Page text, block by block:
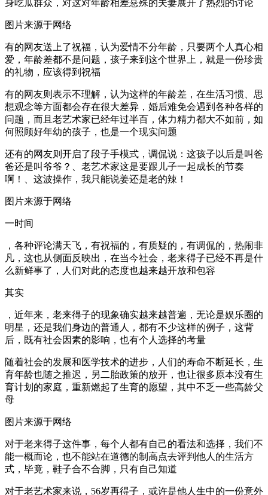
身吃瓜群众，对这对年龄相差悬殊的夫妻展开了热烈的讨论
图片来源于网络
有的网友送上了祝福，认为爱情不分年龄，只要两个人真心相
爱，年龄差都不是问题，孩子来到这个世界上，就是一份珍贵
的礼物，应该得到祝福
有的网友则表示不理解，认为这样的年龄差，在生活习惯、思
想观念等方面都会存在很大差异，婚后难免会遇到各种各样的
问题，而且老艺术家已经年过半百，体力精力都大不如前，如
何照顾好年幼的孩子，也是一个现实问题
还有的网友则开启了段子手模式，调侃说：这孩子以后是叫爸
爸还是叫爷爷？、老艺术家这是要跟儿子一起成长的节奏
啊！、这波操作，我只能说姜还是老的辣！
图片来源于网络
一时间
，各种评论满天飞，有祝福的，有质疑的，有调侃的，热闹非
凡，这也从侧面反映出，在当今社会，老来得子已经不再是什
么新鲜事了，人们对此的态度也越来越开放和包容
其实
，近年来，老来得子的现象确实越来越普遍，无论是娱乐圈的
明星，还是我们身边的普通人，都有不少这样的例子，这背
后，既有社会因素的影响，也有个人选择的考量
随着社会的发展和医学技术的进步，人们的寿命不断延长，生
育年龄也随之推迟，另二胎政策的放开，也让很多原本没有生
育计划的家庭，重新燃起了生育的愿望，其中不乏一些高龄父
母
图片来源于网络
对于老来得子这件事，每个人都有自己的看法和选择，我们不
能一概而论，也不能站在道德的制高点去评判他人的生活方
式，毕竟，鞋子合不合脚，只有自己知道
对于老艺术家来说，56岁再得子，或许是他人生中的一份意外